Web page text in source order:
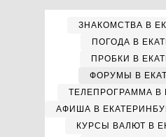
ЗНАКОМСТВА В
ПОГОДА В
ПРОБКИ В
ФОРУМЫ В
ТЕЛЕПРОГРАММА В
АФИША В
КУРСЫ ВАЛЮТ В